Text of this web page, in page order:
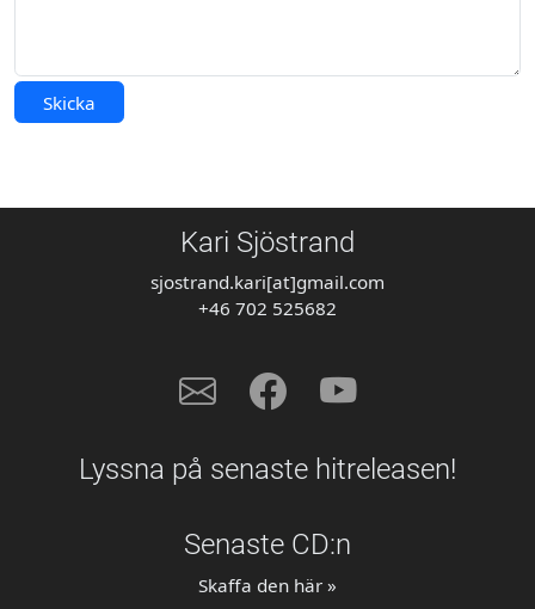
Skicka
Kari Sjöstrand
sjostrand.kari[at]gmail.com
+46 702 525682
Lyssna på senaste hitreleasen!
Senaste CD:n
Skaffa den här »